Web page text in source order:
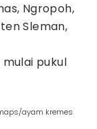
Ngropoh,
Sleman,
pukul
ayam kremes